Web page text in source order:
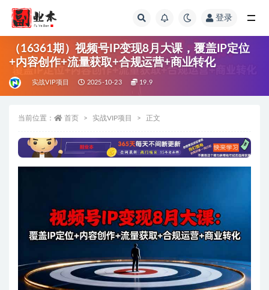
登录
（16361期）视频号IP变现8月大课，覆盖IP定位
+内容创作+流量获取+合规运营+商业转化
实战VIP项目 2025-10-23 19.9
当前位置： 首页 实战VIP项目 正文